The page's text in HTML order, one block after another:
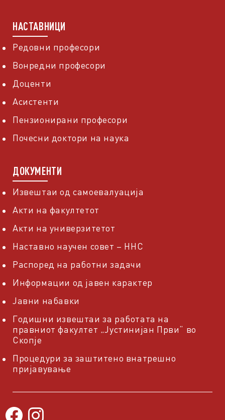
НАСТАВНИЦИ
Редовни професори
Вонредни професори
Доценти
Асистенти
Пензионирани професори
Почесни доктори на наука
ДОКУМЕНТИ
Извештаи од самоевалуација
Акти на факултетот
Акти на универзитетот
Наставно научен совет – ННС
Распоред на работни задачи
Информации од јавен карактер
Јавни набавки
Годишни извештаи за работата на
правниот факултет „Јустинијан Први“ во
Скопје
Процедури за заштитено внатрешно
пријавување